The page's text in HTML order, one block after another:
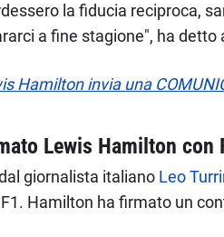
la fiducia reciproca,
a fine stagione", ha detto
Hamilton invia una
Lewis Hamilton con
giornalista italiano Leo
Hamilton ha firmato un